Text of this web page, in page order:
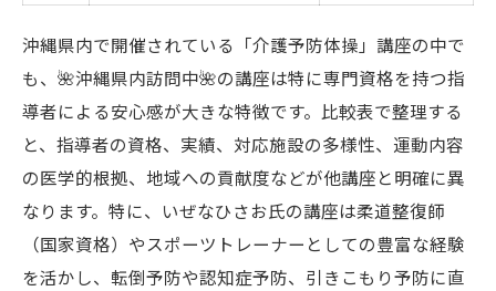
沖縄県内で開催されている「介護予防体操」講座の中で
も、🌺沖縄県内訪問中🌺の講座は特に専門資格を持つ指
導者による安心感が大きな特徴です。比較表で整理する
と、指導者の資格、実績、対応施設の多様性、運動内容
の医学的根拠、地域への貢献度などが他講座と明確に異
なります。特に、いぜなひさお氏の講座は柔道整復師
（国家資格）やスポーツトレーナーとしての豊富な経験
を活かし、転倒予防や認知症予防、引きこもり予防に直